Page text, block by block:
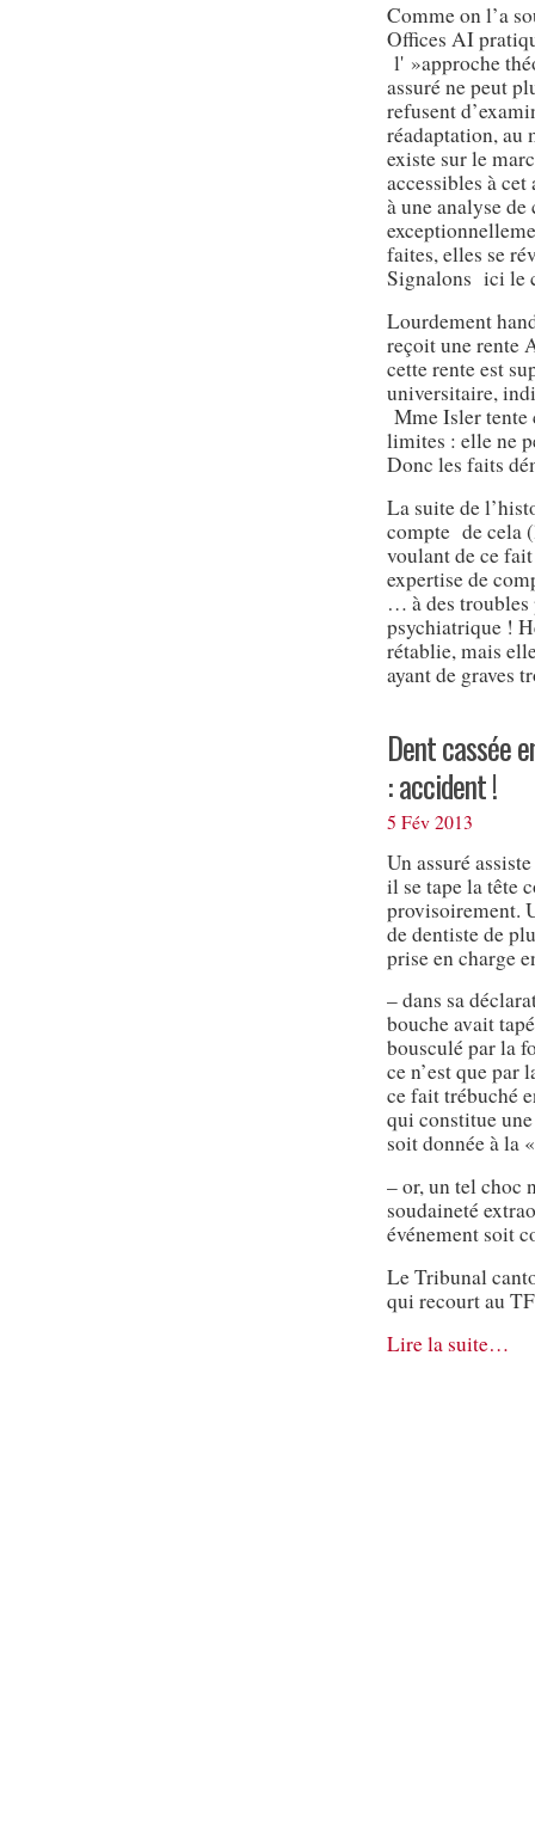
Comme on l’a
Offices AI
l' »approche
assuré ne peut
refusent
réadaptation, au
existe sur le
accessibles à
à une analyse
faites, elles se
Signalons ici le
Lourdement
reçoit une rente
cette rente est
universitaire,
Mme Isler tente
limites : elle ne
Donc les faits
La suite de
compte de cela
voulant de ce
expertise de
… à des troubles
psychiatrique !
rétablie, mais
ayant de graves
Dent cassée
: accident !
5 Fév 2013
Un assuré
il se tape la tête
provisoirement.
de dentiste de
prise en charge
– dans sa
bouche avait
bousculé par la
ce n’est que par
ce fait trébuché
qui constitue
soit donnée à la
– or, un tel choc
soudaineté
événement soit
Le Tribunal
qui recourt au
Lire la suite…